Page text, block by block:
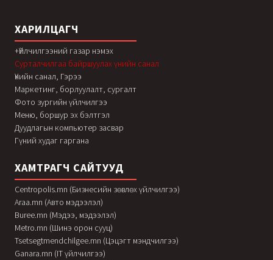
ХАРИЛЦАГЧ
+Үйлчилгээний газар нэмэх
Сурталчилгаа байршуулах үнийн санал
Үнийн санал, Гэрээ
Маркетинг, борлуулалт, сургалт
Фото зургийн үйлчилгээ
Меню, боршур эх бэлтгэл
Дуудлагын компьютер засвар
Гүний худаг гаргана
ХАМТРАГЧ САЙТУУД
Centropolis.mn (Бизнесийн зөвлөх үйлчилгээ)
Araa.mn (Авто мэдээлэл)
Buree.mn (Мэдээ, мэдээлэл)
Metro.mn (Шинэ орон сууц)
Tsetsegtmendchilgee.mn (Цэцэгт мэндчилгээ)
Ganara.mn (IT үйлчилгээ)